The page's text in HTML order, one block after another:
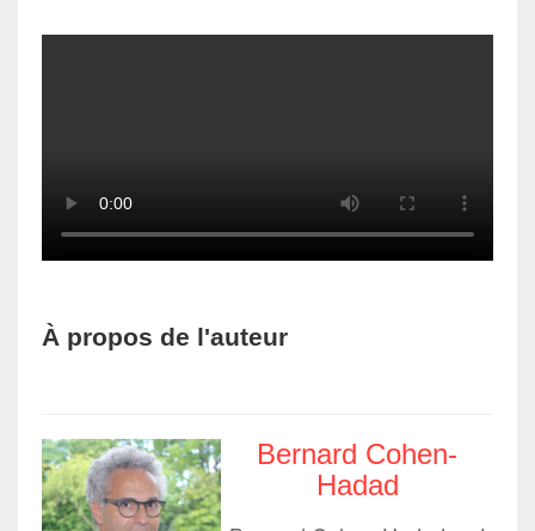
À propos de l'auteur
Bernard Cohen-
Hadad